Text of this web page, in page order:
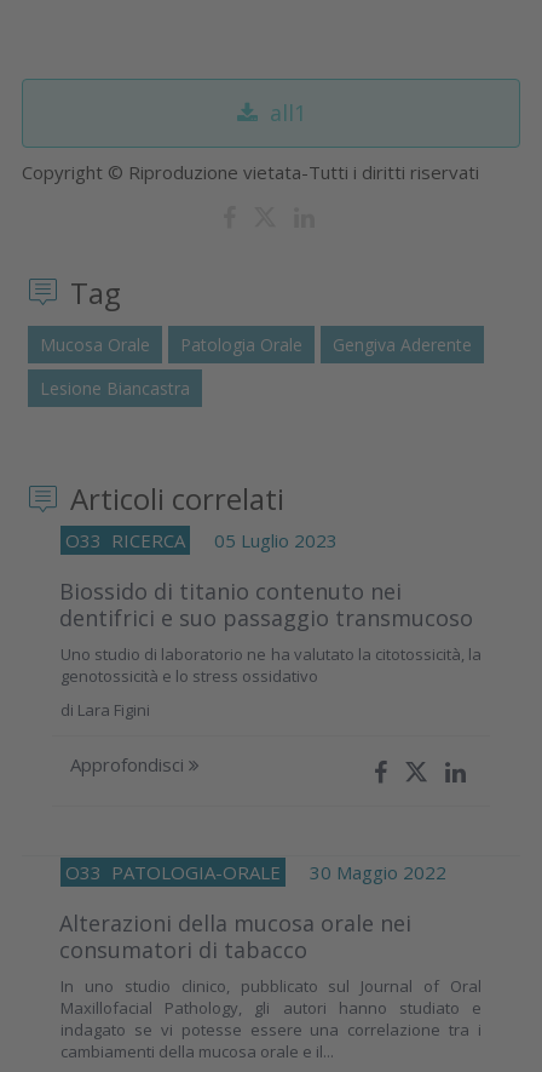
all1
Copyright © Riproduzione vietata-Tutti i diritti riservati
Tag
Mucosa Orale Patologia Orale
Gengiva Aderente
Lesione Biancastra
Articoli correlati
O33 RICERCA 05 Luglio 2023
Biossido di titanio contenuto nei
dentifrici e suo passaggio transmucoso
Uno studio di laboratorio ne ha valutato la citotossicità, la
genotossicità e lo stress ossidativo
di Lara Figini
Approfondisci
O33 PATOLOGIA-ORALE 30 Maggio 2022
Alterazioni della mucosa orale nei
consumatori di tabacco
In uno studio clinico, pubblicato sul Journal of Oral
Maxillofacial Pathology, gli autori hanno studiato e
indagato se vi potesse essere una correlazione tra i
cambiamenti della mucosa orale e il...